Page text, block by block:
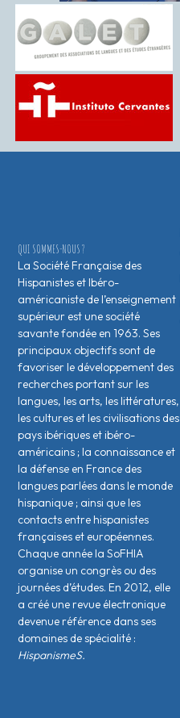
QUI SOMMES-NOUS ?
La Société Française des
Hispanistes et Ibéro-
américaniste de l’enseignement
supérieur est une société
savante fondée en 1963. Ses
principaux objectifs sont de
favoriser le développement des
recherches portant sur les
langues, les arts, les littératures,
les cultures et les civilisations des
pays ibériques et ibéro-
américains ; la connaissance et
la défense en France des
langues parlées dans le monde
hispanique ; ainsi que les
contacts entre hispanistes
français·es et européen·nes.
Chaque année la SoFHIA
organise un congrès ou des
journées d’études. En 2012, elle
a créé une revue électronique
devenue référence dans ses
domaines de spécialité :
HispanismeS.